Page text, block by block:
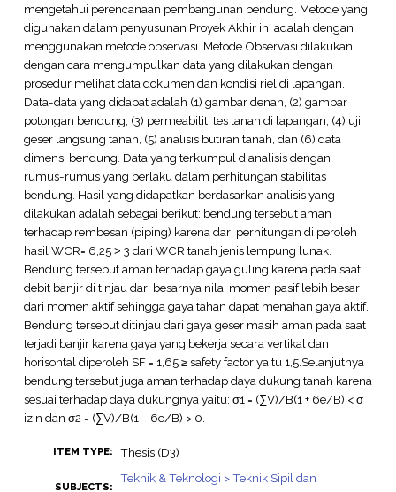
mengetahui perencanaan pembangunan bendung. Metode yang
digunakan dalam penyusunan Proyek Akhir ini adalah dengan
menggunakan metode observasi. Metode Observasi dilakukan
dengan cara mengumpulkan data yang dilakukan dengan
prosedur melihat data dokumen dan kondisi riel di lapangan.
Data-data yang didapat adalah (1) gambar denah, (2) gambar
potongan bendung, (3) permeabiliti tes tanah di lapangan, (4) uji
geser langsung tanah, (5) analisis butiran tanah, dan (6) data
dimensi bendung. Data yang terkumpul dianalisis dengan
rumus-rumus yang berlaku dalam perhitungan stabilitas
bendung. Hasil yang didapatkan berdasarkan analisis yang
dilakukan adalah sebagai berikut: bendung tersebut aman
terhadap rembesan (piping) karena dari perhitungan di peroleh
hasil WCR= 6,25 ˃ 3 dari WCR tanah jenis lempung lunak.
Bendung tersebut aman terhadap gaya guling karena pada saat
debit banjir di tinjau dari besarnya nilai momen pasif lebih besar
dari momen aktif sehingga gaya tahan dapat menahan gaya aktif.
Bendung tersebut ditinjau dari gaya geser masih aman pada saat
terjadi banjir karena gaya yang bekerja secara vertikal dan
horisontal diperoleh SF = 1,65 ≥ safety factor yaitu 1,5.Selanjutnya
bendung tersebut juga aman terhadap daya dukung tanah karena
sesuai terhadap daya dukungnya yaitu: σ1 = (∑V)/B(1 + 6e/B) < σ
izin dan σ2 = (∑V)/B(1 − 6e/B) > 0.
ITEM TYPE: Thesis (D3)
SUBJECTS:
Teknik & Teknologi > Teknik Sipil dan